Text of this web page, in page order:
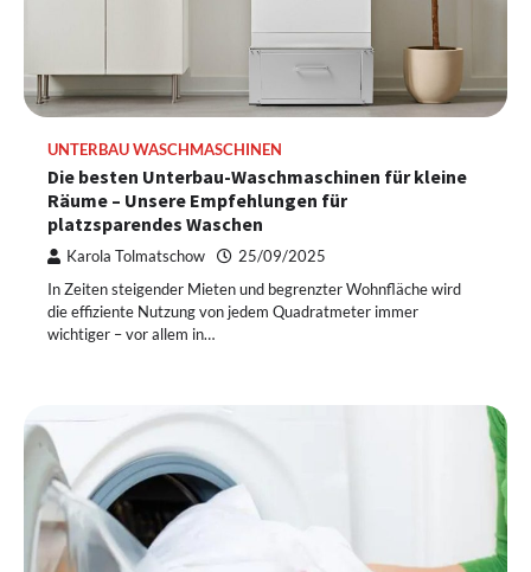
UNTERBAU WASCHMASCHINEN
Die besten Unterbau-Waschmaschinen für kleine
Räume – Unsere Empfehlungen für
platzsparendes Waschen
Karola Tolmatschow 25/09/2025
In Zeiten steigender Mieten und begrenzter Wohnfläche wird
die effiziente Nutzung von jedem Quadratmeter immer
wichtiger – vor allem in…